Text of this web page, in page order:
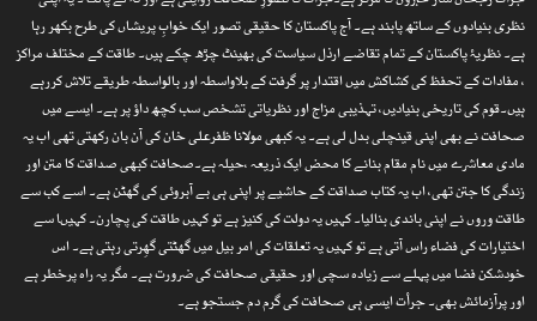
نظری بنیادوں کے ساتھ پابند ہے۔ آج پاکستان کا حقیقی تصور ایک خوابِ پریشاں کی طرح بکھر رہا
ہے۔ نظریۂ پاکستان کے تمام تقاضے ارذل سیاست کی بھینٹ چڑھ چکے ہیں۔ طاقت کے مختلف مراکز
، مفادات کے تحفظ کی کشاکش میں اقتدار پر گرفت کے بلاواسطہ اور بالواسطہ طریقے تلاش کررہے
ہیں۔قوم کی تاریخی بنیادیں، تہذیبی مزاج اور نظریاتی تشخص سب کچھ داؤ پر ہے۔ ایسے میں
صحافت نے بھی اپنی قینچلی بدل لی ہے۔ یہ کبھی مولانا ظفرعلی خان کی آن بان رکھتی تھی اب یہ
مادی معاشرے میں نام مقام بنانے کا محض ایک ذریعہ ،حیلہ ہے۔صحافت کبھی صداقت کا متن اور
زندگی کا جتن تھی، اب یہ کتاب صداقت کے حاشیے پر اپنی ہی بے آبروئی کی گھٹن ہے۔ اسے کب سے
طاقت وروں نے اپنی باندی بنالیا۔ کہیں یہ دولت کی کنیز ہے تو کہیں طاقت کی پچارن۔ کہیںا سے
اختیارات کی فضاء راس آتی ہے تو کہیں یہ تعلقات کی امر بیل میں گھٹتی گھِرتی رہتی ہے۔ اس
خودشکن فضا میں پہلے سے زیادہ سچی اور حقیقی صحافت کی ضرورت ہے۔ مگر یہ راہ پرخطر ہے
اور پرآزمائش بھی۔ جرأت ایسی ہی صحافت کی گرم دم جستجو ہے۔